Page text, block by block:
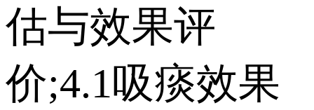
估与效果评
价;4.1吸痰效果